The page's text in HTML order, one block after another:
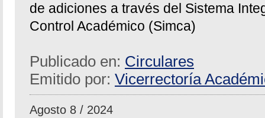
de adiciones a través del Sistema
Control Académico (Simca)
Publicado en: Circulares
Emitido por: Vicerrectoría
Agosto 8 / 2024